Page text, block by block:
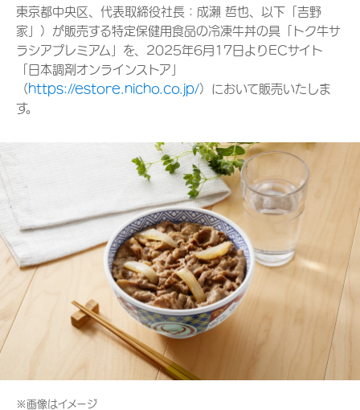
東京都中央区、代表取締役社長：成瀨 哲也、以下「吉野
家」）が販売する特定保健用食品の冷凍牛丼の具「トク牛サ
ラシアプレミアム」を、2025年6月17日よりECサイト
「日本調剤オンラインストア」
（ https://estore.nicho.co.jp/）において販売いたしま
す。
※画像はイメージ